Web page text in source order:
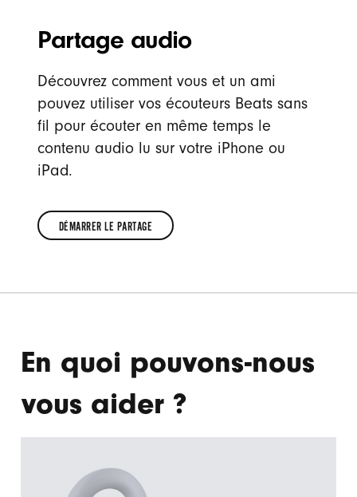
Partage audio
Découvrez comment vous et un ami
pouvez utiliser vos écouteurs Beats sans
fil pour écouter en même temps le
contenu audio lu sur votre iPhone ou
iPad.
DÉMARRER LE PARTAGE
PARTAGE
En quoi pouvons-nous
vous aider ?